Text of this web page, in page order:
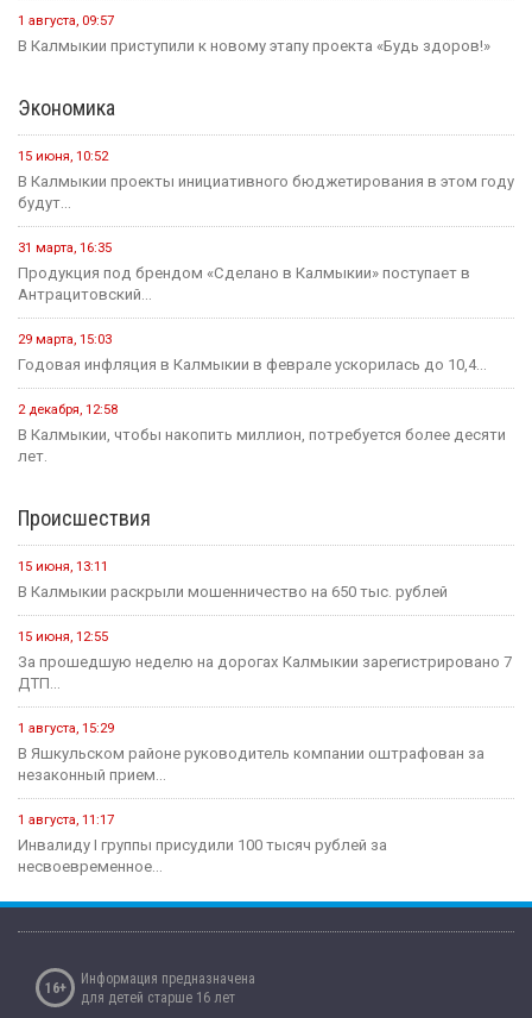
1 августа, 09:57
В Калмыкии приступили к новому этапу проекта «Будь здоров!»
Экономика
15 июня, 10:52
В Калмыкии проекты инициативного бюджетирования в этом году
будут...
31 марта, 16:35
Продукция под брендом «Сделано в Калмыкии» поступает в
Антрацитовский...
29 марта, 15:03
Годовая инфляция в Калмыкии в феврале ускорилась до 10,4...
2 декабря, 12:58
В Калмыкии, чтобы накопить миллион, потребуется более десяти
лет.
Происшествия
15 июня, 13:11
В Калмыкии раскрыли мошенничество на 650 тыс. рублей
15 июня, 12:55
За прошедшую неделю на дорогах Калмыкии зарегистрировано 7
ДТП...
1 августа, 15:29
В Яшкульском районе руководитель компании оштрафован за
незаконный прием...
1 августа, 11:17
Инвалиду I группы присудили 100 тысяч рублей за
несвоевременное...
16+
Информация предназначена
для детей старше 16 лет